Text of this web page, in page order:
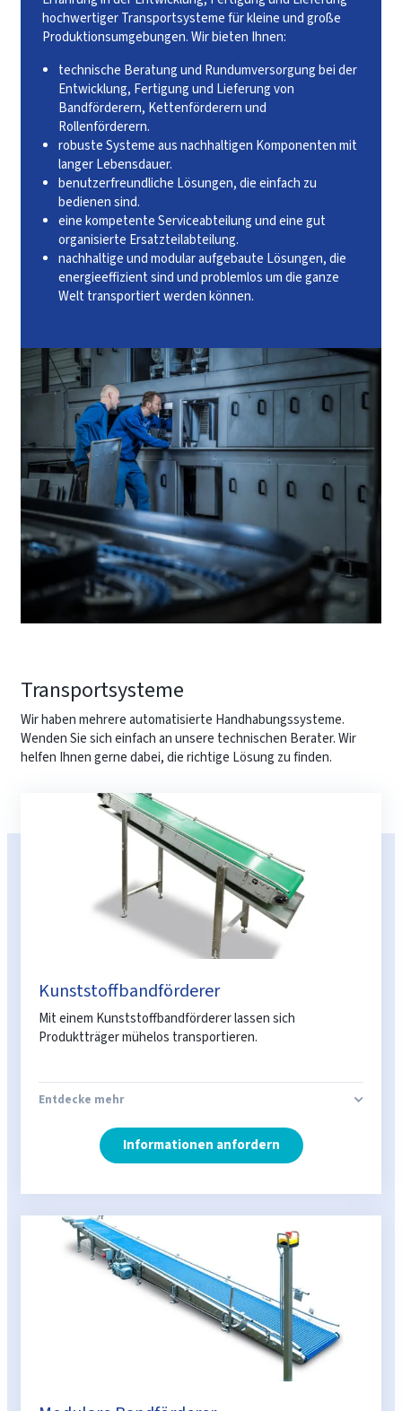
hochwertiger Transportsysteme für kleine und große
Produktionsumgebungen. Wir bieten Ihnen:
technische Beratung und Rundumversorgung bei der
Entwicklung, Fertigung und Lieferung von
Bandförderern, Kettenförderern und
Rollenförderern.
robuste Systeme aus nachhaltigen Komponenten mit
langer Lebensdauer.
benutzerfreundliche Lösungen, die einfach zu
bedienen sind.
eine kompetente Serviceabteilung und eine gut
organisierte Ersatzteilabteilung.
nachhaltige und modular aufgebaute Lösungen, die
energieeffizient sind und problemlos um die ganze
Welt transportiert werden können.
Transportsysteme
Wir haben mehrere automatisierte Handhabungssysteme.
Wenden Sie sich einfach an unsere technischen Berater. Wir
helfen Ihnen gerne dabei, die richtige Lösung zu finden.
Kunststoffbandförderer
Mit einem Kunststoffbandförderer lassen sich
Produktträger mühelos transportieren.
Entdecke mehr
Informationen anfordern